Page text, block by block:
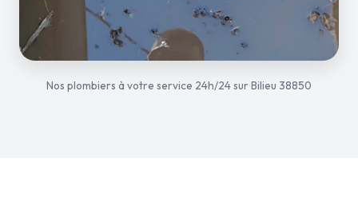
Nos plombiers à votre service 24h/24 sur Bilieu 38850